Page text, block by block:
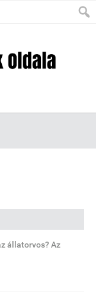
állatorvos? Az